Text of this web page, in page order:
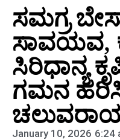
ಸಮಗ್ರ
ಸಾವಯವ,
ಸಿರಿಧಾನ್ಯ
ಗಮನ
January 10, 2026 6:24